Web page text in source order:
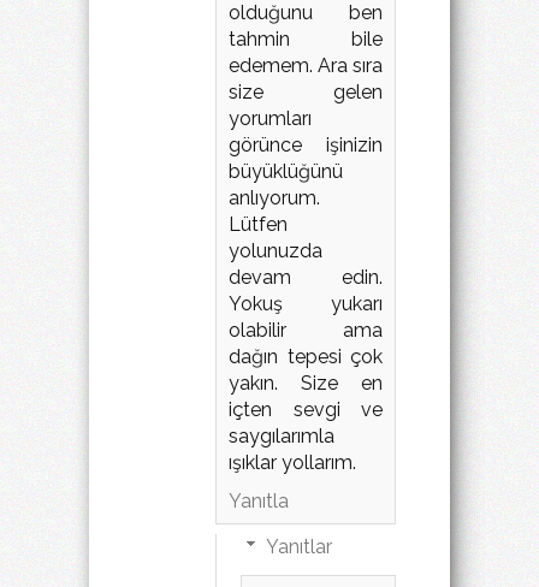
olduğunu ben
tahmin bile
edemem. Ara sıra
size gelen
yorumları
görünce işinizin
büyüklüğünü
anlıyorum.
Lütfen
yolunuzda
devam edin.
Yokuş yukarı
olabilir ama
dağın tepesi çok
yakın. Size en
içten sevgi ve
saygılarımla
ışıklar yollarım.
Yanıtla
Yanıtlar